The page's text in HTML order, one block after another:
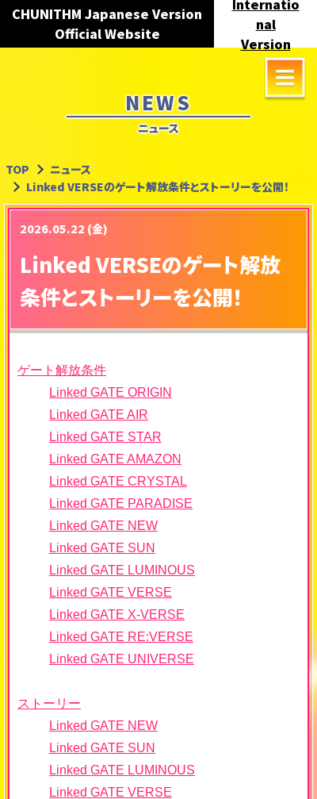
CHUNITHM Japanese Version
Official Website
nal
Version
NEWS
ニュース
TOP
ニュース
Linked VERSEのゲート解放条件とストーリーを公開！
2026.05.22 (金)
Linked VERSEのゲート解放
条件とストーリーを公開！
ゲート解放条件
Linked GATE ORIGIN
Linked GATE AIR
Linked GATE STAR
Linked GATE AMAZON
Linked GATE CRYSTAL
Linked GATE PARADISE
Linked GATE NEW
Linked GATE SUN
Linked GATE LUMINOUS
Linked GATE VERSE
Linked GATE X-VERSE
Linked GATE RE:VERSE
Linked GATE UNIVERSE
ストーリー
Linked GATE NEW
Linked GATE SUN
Linked GATE LUMINOUS
Linked GATE VERSE